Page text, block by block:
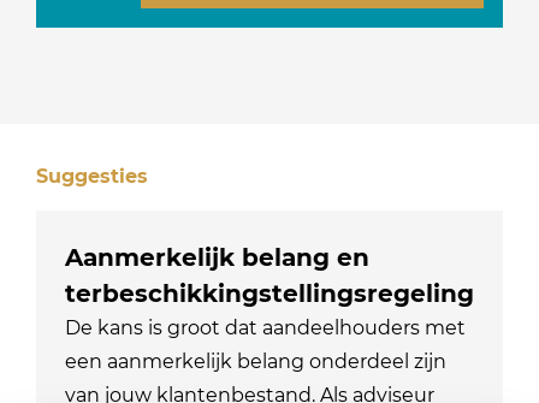
Suggesties
Aanmerkelijk belang en
terbeschikkingstellingsregeling
De kans is groot dat aandeelhouders met
een aanmerkelijk belang onderdeel zijn
van jouw klantenbestand. Als adviseur